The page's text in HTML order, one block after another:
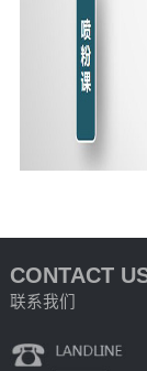
CONTACT
联系我们